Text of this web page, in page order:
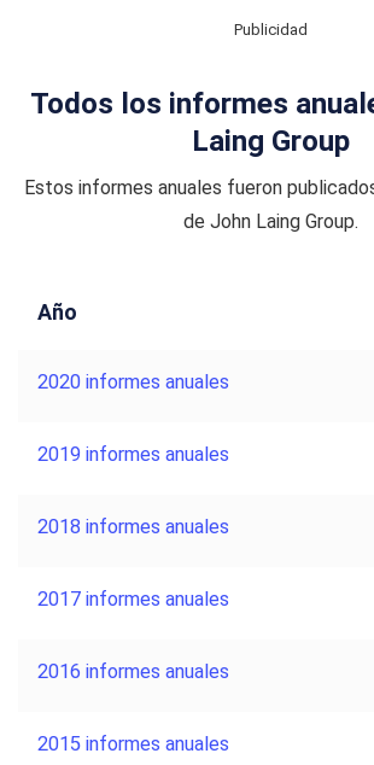
Publicidad
Todos los informes
Laing Group
Estos informes anuales fueron
de John Laing Group.
Año
2020 informes anuales
2019 informes anuales
2018 informes anuales
2017 informes anuales
2016 informes anuales
2015 informes anuales